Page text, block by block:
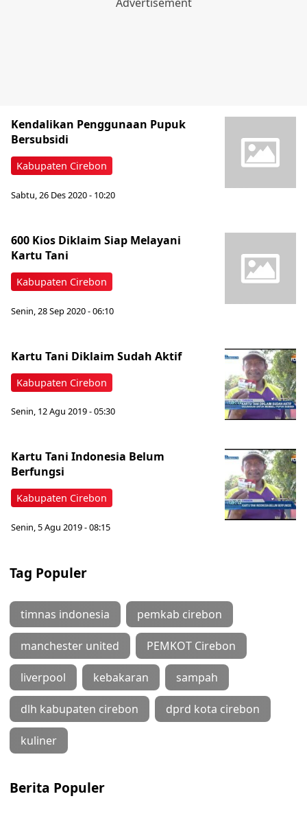
Kabupaten Cirebon
Kendalikan Penggunaan Pupuk
Bersubsidi
Sabtu, 26 Des 2020 - 10:20
Kabupaten Cirebon
600 Kios Diklaim Siap Melayani
Kartu Tani
Senin, 28 Sep 2020 - 06:10
Kabupaten Cirebon
Kartu Tani Diklaim Sudah Aktif
Senin, 12 Agu 2019 - 05:30
Kabupaten Cirebon
Kartu Tani Indonesia Belum
Berfungsi
Senin, 5 Agu 2019 - 08:15
Tag Populer
timnas indonesia pemkab cirebon
manchester united PEMKOT Cirebon
liverpool kebakaran sampah
dlh kabupaten cirebon dprd kota cirebon
kuliner
Berita Populer